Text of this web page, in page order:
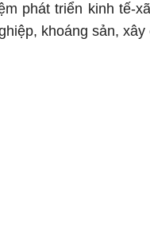
phát triển kinh tế-
khoáng sản,